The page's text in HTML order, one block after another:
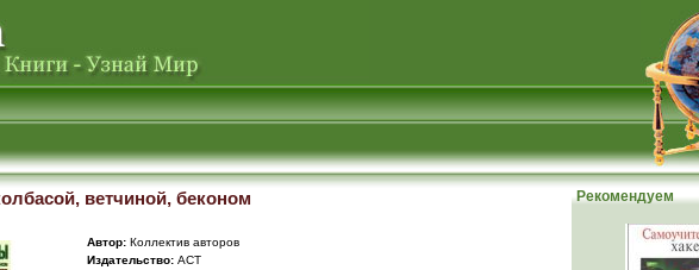
ветчиной, беконом
Автор: Кoллектив авторов
Издательство: АСТ
Рекомендуем